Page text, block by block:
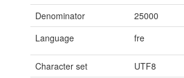
Denominator
25000
Language
fre
Character set
UTF8